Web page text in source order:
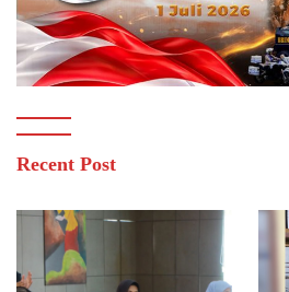
Recent Post